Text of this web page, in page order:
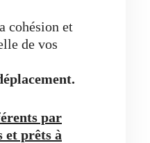
cohésion et
de vos
par
et prêts à